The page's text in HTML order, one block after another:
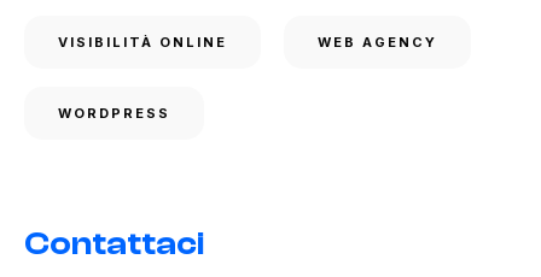
VISIBILITÀ ONLINE WEB AGENCY
WORDPRESS
Contattaci